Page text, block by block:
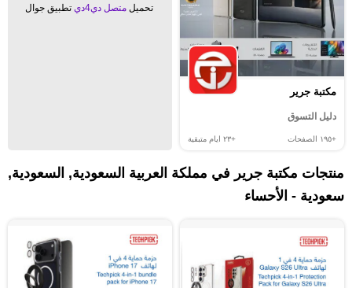
مكتبة جرير
دليل التسوق
+١٩٥ الصفحات +٢٣ ايام متبقية
تحميل متصل دي4دي تطبيق جوال
منتجات مكتبة جرير في مملكة العربية السعودية, السعودية,
سعودية - الأحساء‎